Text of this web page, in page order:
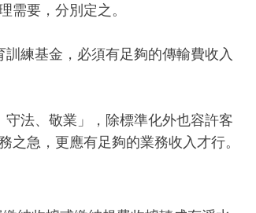
需要，分別定之。
練基金，必須有足夠的傳輸費收入
法、敬業」，除標準化外也容許客
急，更應有足夠的業務收入才行。